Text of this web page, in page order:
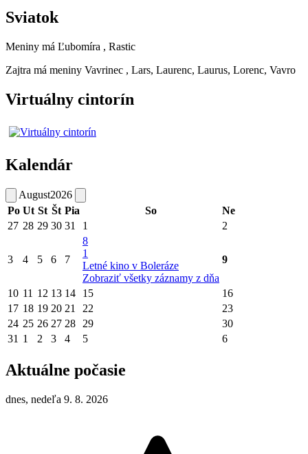
Sviatok
Meniny má Ľubomíra , Rastic
Zajtra má meniny Vavrinec , Lars, Laurenc, Laurus, Lorenc, Vavro
Virtuálny cintorín
Kalendár
August2026
Po Ut St Št Pia So
Ne
27 28 29 30 31 1 2
3 4 5 6 7
8
1
Letné kino v Boleráze
Zobraziť všetky záznamy z dňa
9
10 11 12 13 14 15
16
17 18 19 20 21 22
23
24 25 26 27 28 29
30
31 1 2 3 4 5 6
Aktuálne počasie
dnes, nedeľa 9. 8. 2026